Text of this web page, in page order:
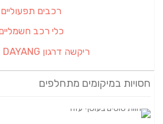
רכבים תפעוליים
כלי רכב חשמליים
ריקשה דרגון DAYANG במבצע
חסויות במיקומים מתחלפים